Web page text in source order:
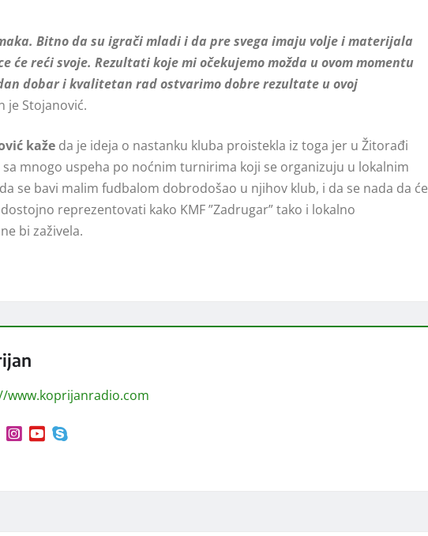
Bitno da su igrači mladi i da pre svega imaju volje i materijala
će reći svoje. Rezultati koje mi očekujemo možda u ovom momentu
dobar i kvalitetan rad ostvarimo dobre rezultate u ovoj
je Stojanović.
kaže da je ideja o nastanku kluba proistekla iz toga jer u Žitorađi
mnogo uspeha po noćnim turnirima koji se organizuju u lokalnim
se bavi malim fudbalom dobrodošao u njihov klub, i da se nada da će
reprezentovati kako KMF ”Zadrugar” tako i lokalno
bi zaživela.
www.koprijanradio.com